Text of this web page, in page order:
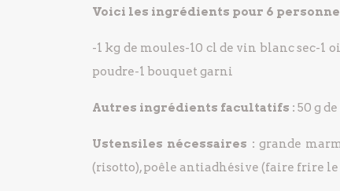
Voici les ingrédients pour 6
-1 kg de moules-10 cl de vin blanc sec-1
poudre-1 bouquet garni
Autres ingrédients facultatifs : 50 g
Ustensiles nécessaires : grande
(risotto), poêle antiadhésive (faire frire le